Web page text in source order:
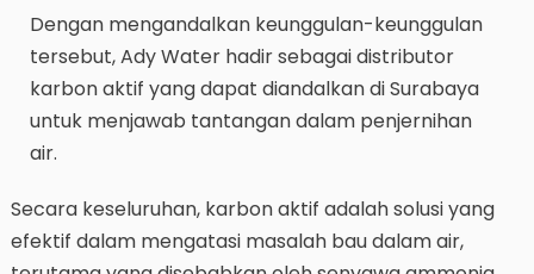
Dengan mengandalkan keunggulan-keunggulan
tersebut, Ady Water hadir sebagai distributor
karbon aktif yang dapat diandalkan di Surabaya
untuk menjawab tantangan dalam penjernihan
air.
Secara keseluruhan, karbon aktif adalah solusi yang
efektif dalam mengatasi masalah bau dalam air,